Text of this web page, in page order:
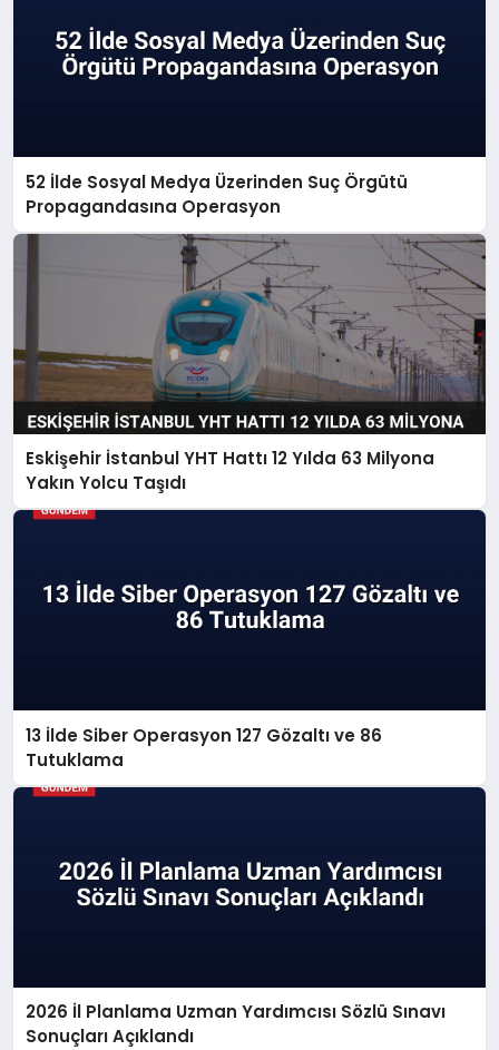
52 İlde Sosyal Medya Üzerinden Suç Örgütü
Propagandasına Operasyon
Eskişehir İstanbul YHT Hattı 12 Yılda 63 Milyona
Yakın Yolcu Taşıdı
13 İlde Siber Operasyon 127 Gözaltı ve 86
Tutuklama
2026 İl Planlama Uzman Yardımcısı Sözlü Sınavı
Sonuçları Açıklandı